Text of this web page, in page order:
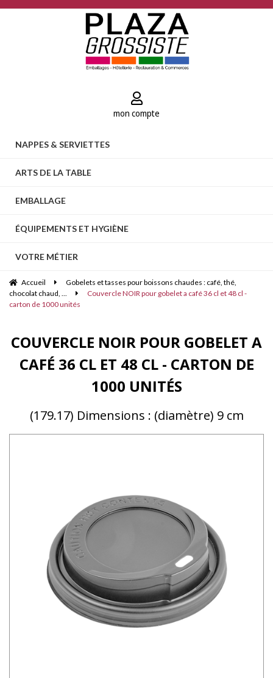
mon compte
NAPPES & SERVIETTES
ARTS DE LA TABLE
EMBALLAGE
ÉQUIPEMENTS ET HYGIÈNE
VOTRE MÉTIER
Accueil
Gobelets et tasses pour boissons chaudes : café, thé,
chocolat chaud, ...
Couvercle NOIR pour gobelet a café 36 cl et 48 cl -
carton de 1000 unités
COUVERCLE NOIR POUR GOBELET A
CAFÉ 36 CL ET 48 CL - CARTON DE
1000 UNITÉS
(179.17) Dimensions : (diamètre) 9 cm